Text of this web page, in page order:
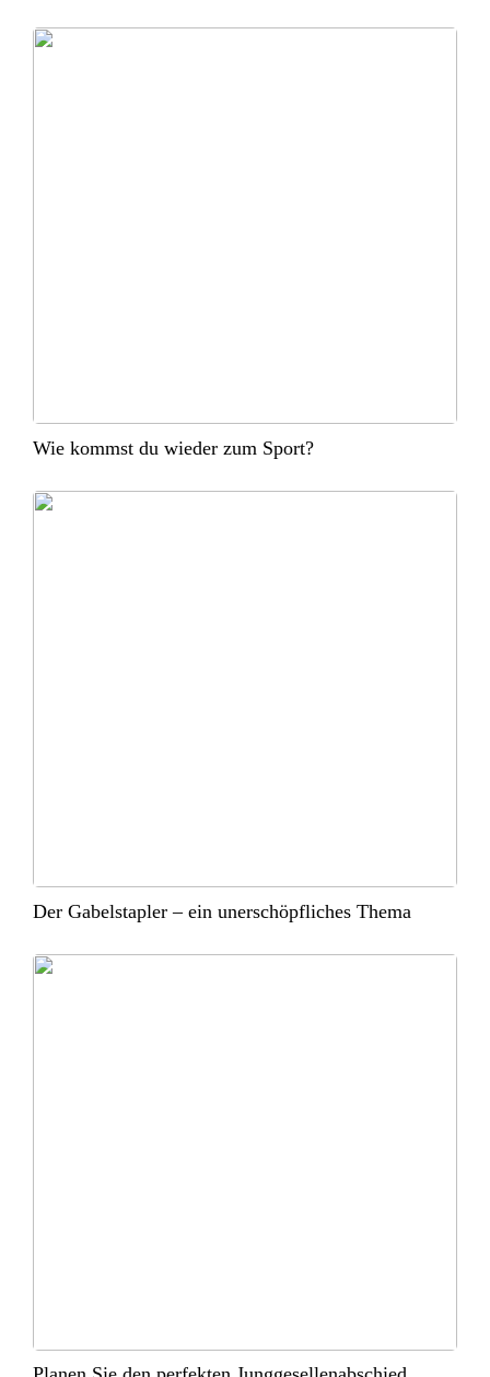
Wie kommst du wieder zum Sport?
Der Gabelstapler – ein unerschöpfliches Thema